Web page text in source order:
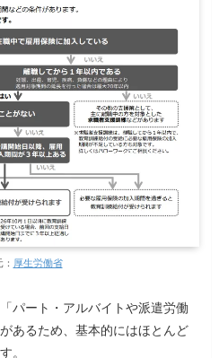
厚生労働省
パート・アルバイトや派遣労働
あるため、基本的にはほとんど
。